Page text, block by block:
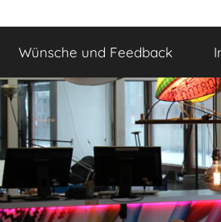
Wünsche und Feedback